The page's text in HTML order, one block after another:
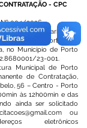
- CPC
Nº 004/2026
de engenharia para
de Saúde Porto II –
no Município de Porto
/23-001.
Municipal de Porto
de Contratação,
56 – Centro - Porto
às 12h00min e das
ainda ser solicitado
ou
eletrônicos